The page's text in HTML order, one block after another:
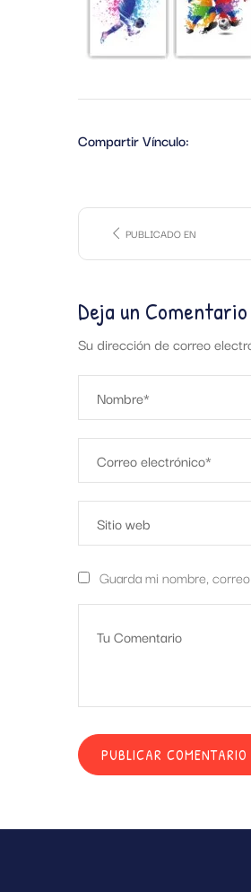
Compartir Vínculo:
PUBLICADO EN
Deja un Comentario
Su dirección de correo
Guarda mi nombre,